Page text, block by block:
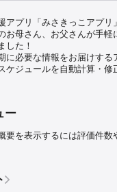
アプリ「みさきっこアプリ」
お母さん、お父さんが手軽
した！
に必要な情報をお届けする
ケジュールを自動計算・修
ー
要を表示するには評価件